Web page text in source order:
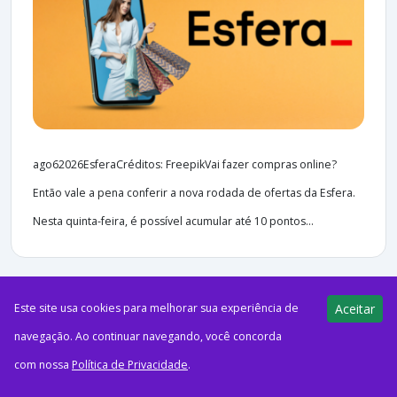
ago62026EsferaCréditos: FreepikVai fazer compras online?
Então vale a pena conferir a nova rodada de ofertas da Esfera.
Nesta quinta-feira, é possível acumular até 10 pontos...
E-Milhas
Este site usa cookies para melhorar sua experiência de
navegação. Ao continuar navegando, você concorda
com nossa Política de Privacidade.
Aceitar